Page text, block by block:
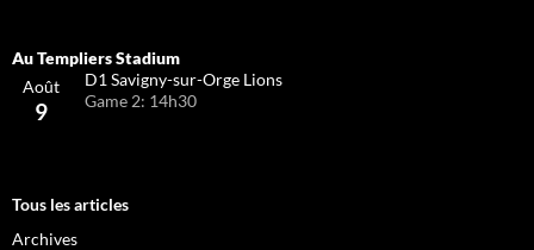
Août
9
D1 Savigny-sur-Orge Lions
Game 2: 14h30
Tous les articles
Archives